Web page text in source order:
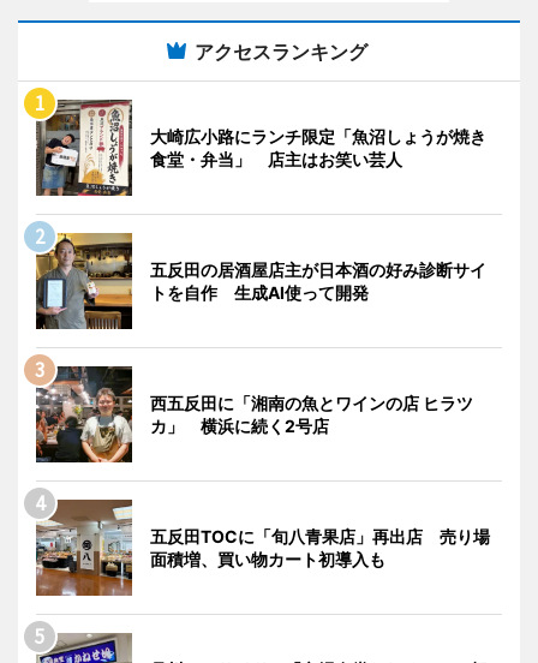
アクセスランキング
大崎広小路にランチ限定「魚沼しょうが焼き
食堂・弁当」 店主はお笑い芸人
五反田の居酒屋店主が日本酒の好み診断サイ
トを自作 生成AI使って開発
西五反田に「湘南の魚とワインの店 ヒラツ
カ」 横浜に続く2号店
五反田TOCに「旬八青果店」再出店 売り場
面積増、買い物カート初導入も